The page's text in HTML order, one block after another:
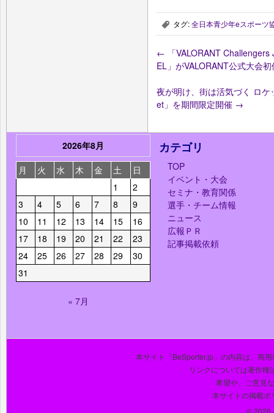
, タグ:全日本青少年eスポーツ
← 「VALORANT
EL」がVALORANT公式大会
夜が明け、街は活気づく ロ
et」を期間限定開催 →
2026年8月
月
火 水 木 金 土
日
1
2
3
4 5 6 7 8
9
10
11 12 13 14 15
16
17
18 19 20 21 22
23
24
25 26 27 28 29
30
31
« 7月
カテゴリ
TOP
イベント・大会
セミナ・教育関係
選手・チーム情報
ニュース
広報ＰＲ
記事掲載依頼
本サイト「BeSporter.jp」の内容は、商
リンクについては著作権
希望や、ご意見
本サイトの掲載ポ
© 2026